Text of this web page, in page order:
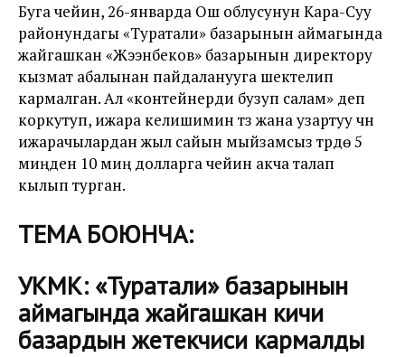
Буга чейин, 26-январда Ош облусунун Кара-Суу
районундагы «Туратали» базарынын аймагында
жайгашкан «Жээнбеков» базарынын директору
кызмат абалынан пайдаланууга шектелип
кармалган. Ал «контейнерди бузуп салам» деп
коркутуп, ижара келишимин түзүү жана узартуу үчүн
ижарачылардан жыл сайын мыйзамсыз түрдө 5
миңден 10 миң долларга чейин акча талап
кылып турган.
ТЕМА БОЮНЧА:
УКМК: «Туратали» базарынын
аймагында жайгашкан кичи
базардын жетекчиси кармалды